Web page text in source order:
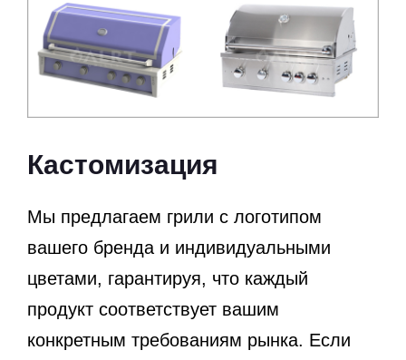
Кастомизация
Мы предлагаем грили с логотипом
вашего бренда и индивидуальными
цветами, гарантируя, что каждый
продукт соответствует вашим
конкретным требованиям рынка. Если